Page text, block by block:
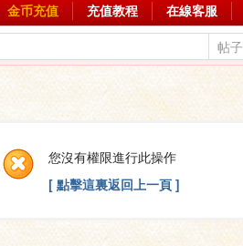
金币充值 充值教程 在線客服
帖子
您沒有權限進行此操作
[ 點擊這裏返回上一頁 ]